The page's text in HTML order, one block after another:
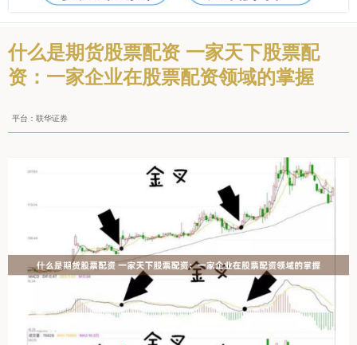
什么是期货股票配资 一家天下股票配
资：一家企业在股票配资领域的掌握
平台：联华证券